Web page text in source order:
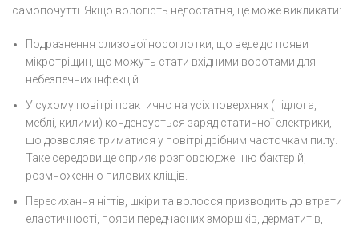
самопочутті. Якщо вологість недостатня, це може викликати:
Подразнення слизової носоглотки, що веде до появи
мікротріщин, що можуть стати вхідними воротами для
небезпечних інфекцій.
У сухому повітрі практично на усіх поверхнях (підлога,
меблі, килими) конденсується заряд статичної електрики,
що дозволяє триматися у повітрі дрібним часточкам пилу.
Таке середовище сприяє розповсюдженню бактерій,
розмноженню пилових кліщів.
Пересихання нігтів, шкіри та волосся призводить до втрати
еластичності, появи передчасних зморшків, дерматитів,